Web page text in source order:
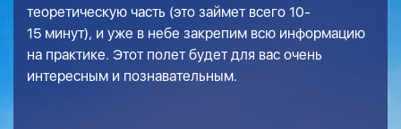
теоретическую часть (это займет всего 10-
15 минут), и уже в небе закрепим всю информацию
на практике. Этот полет будет для вас очень
интересным и познавательным.